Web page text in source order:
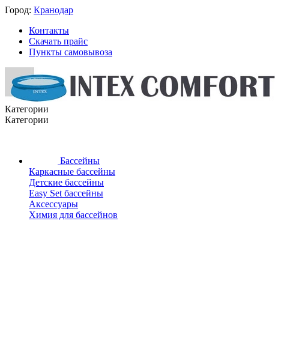
Город: Кранодар
Контакты
Скачать прайс
Пункты самовывоза
Категории
Категории
Бассейны
Каркасные бассейны
Детские бассейны
Easy Set бассейны
Аксессуары
Химия для бассейнов